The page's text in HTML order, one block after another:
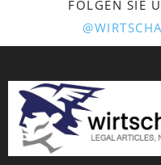
FOLGEN SIE